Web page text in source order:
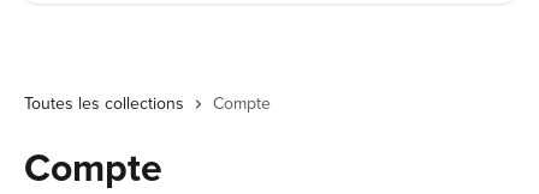
Toutes les collections Compte
Compte